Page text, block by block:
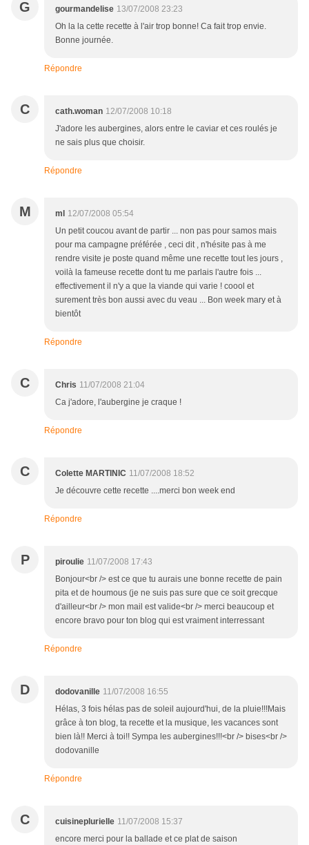
G gourmandelise 13/07/2008 23:23
Oh la la cette recette à l'air trop bonne! Ca fait trop envie.
Bonne journée.
Répondre
C cath.woman 12/07/2008 10:18
J'adore les aubergines, alors entre le caviar et ces roulés je
ne sais plus que choisir.
Répondre
M ml
12/07/2008 05:54
Un petit coucou avant de partir ... non pas pour samos mais
pour ma campagne préférée , ceci dit , n'hésite pas à me
rendre visite je poste quand même une recette tout les jours ,
voilà la fameuse recette dont tu me parlais l'autre fois ...
effectivement il n'y a que la viande qui varie ! coool et
surement très bon aussi avec du veau ... Bon week mary et à
bientôt
Répondre
C Chris 11/07/2008 21:04
Ca j'adore, l'aubergine je craque !
Répondre
C Colette MARTINIC 11/07/2008 18:52
Je découvre cette recette ....merci bon week end
Répondre
P piroulie 11/07/2008 17:43
Bonjour<br /> est ce que tu aurais une bonne recette de pain
pita et de houmous (je ne suis pas sure que ce soit grecque
d'ailleur<br /> mon mail est valide<br /> merci beaucoup et
encore bravo pour ton blog qui est vraiment interressant
Répondre
D dodovanille 11/07/2008 16:55
Hélas, 3 fois hélas pas de soleil aujourd'hui, de la pluie!!!Mais
grâce à ton blog, ta recette et la musique, les vacances sont
bien là!! Merci à toi!! Sympa les aubergines!!!<br /> bises<br />
dodovanille
Répondre
C cuisineplurielle 11/07/2008 15:37
encore merci pour la ballade et ce plat de saison